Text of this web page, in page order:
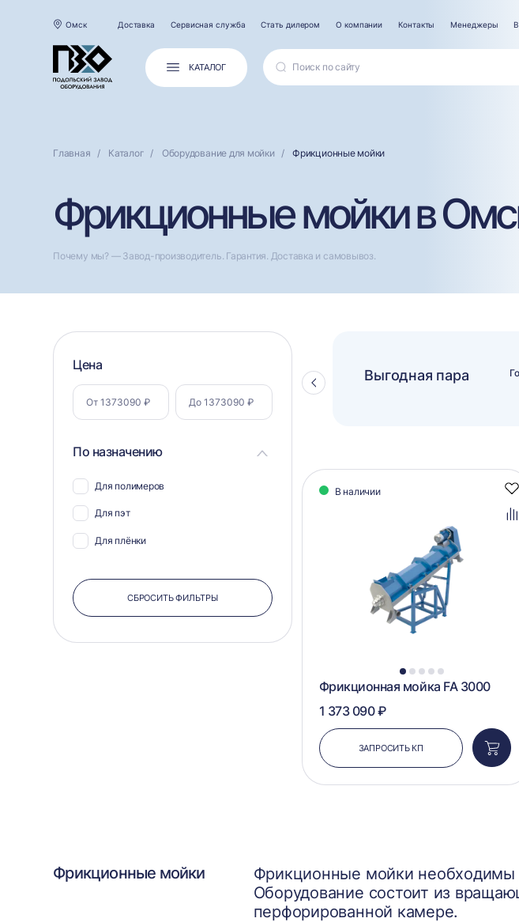
Омск Доставка Сервисная служба Стать дилером О компании Контакты Менеджеры
КАТАЛОГ
Главная Каталог Оборудование для мойки Фрикционные мойки
Фрикционные мойки в
Почему мы? — Завод-производитель. Гарантия. Доставка и самовывоз.
Фильтр
по
параметрам
Цена
По назначению
Для полимеров
Для пэт
Для плёнки
СБРОСИТЬ ФИЛЬТРЫ
Стрелка
Полуавтоматический паллетоупаковщик
ПЗО BPW-2000
Выгодная пара
Каталог
В наличии
в
1 2 3 4 5
Фрикционная мойка FA 3000
1 373 090 ₽
ЗАПРОСИТЬ КП
в
Фрикционные мойки
Фрикционные мойки необходимы
Оборудование состоит из
перфорированной камере.